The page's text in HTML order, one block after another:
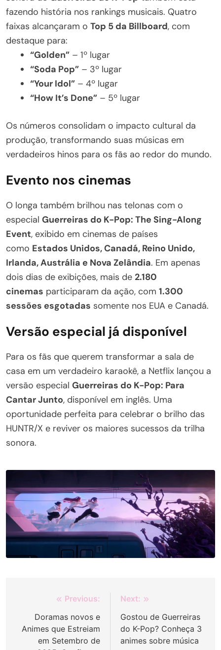
fazendo história nos rankings musicais. Quatro
faixas alcançaram o Top 5 da Billboard, com
destaque para:
“Golden” – 1º lugar
“Soda Pop” – 3º lugar
“Your Idol” – 4º lugar
“How It’s Done” – 5º lugar
Os números consolidam o impacto cultural da
produção, transformando suas músicas em
verdadeiros hinos para os fãs ao redor do mundo.
Evento nos cinemas
O longa também brilhou nas telonas com o
especial Guerreiras do K-Pop: The Sing-Along
Event, exibido em cinemas de países
como Estados Unidos, Canadá, Reino Unido,
Irlanda, Austrália e Nova Zelândia. Em apenas
dois dias de exibições, mais de 2.180
cinemas participaram da ação, com 1.300
sessões esgotadas somente nos EUA e Canadá.
Versão especial já disponível
Para os fãs que querem transformar a sala de
casa em um verdadeiro karaokê, a Netflix lançou a
versão especial Guerreiras do K-Pop: Para
Cantar Junto, disponível em inglês. Uma
oportunidade perfeita para celebrar o brilho das
HUNTR/X e reviver os maiores sucessos da trilha
sonora.
Navegação
Post
Previous:
Doramas novos e
Animes que Estreiam
em Setembro de
Next:
Gostou de Guerreiras
do K-Pop? Conheça 3
animes sobre música